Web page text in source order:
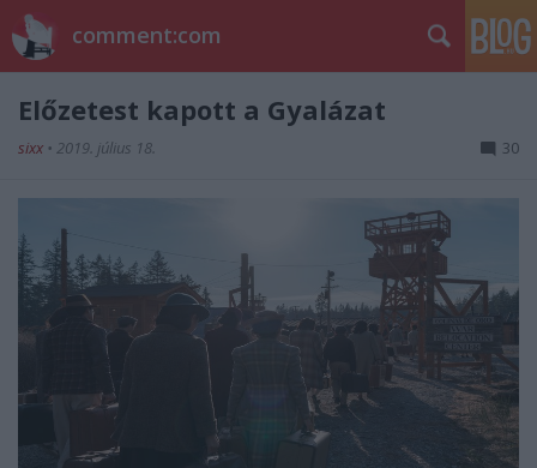
comment:com
Előzetest kapott a Gyalázat
sixx • 2019. július 18. 30